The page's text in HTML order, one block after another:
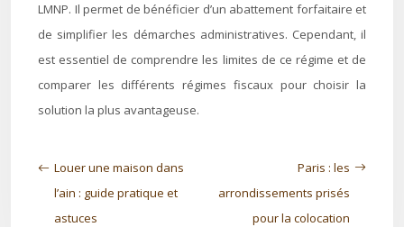
LMNP. Il permet de bénéficier d’un abattement forfaitaire et
de simplifier les démarches administratives. Cependant, il
est essentiel de comprendre les limites de ce régime et de
comparer les différents régimes fiscaux pour choisir la
solution la plus avantageuse.
Louer une maison dans
l’ain : guide pratique et
astuces
Paris : les
arrondissements prisés
pour la colocation